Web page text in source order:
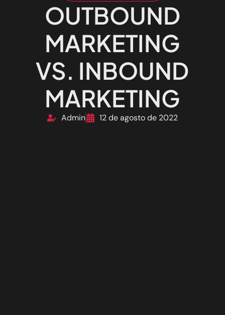
OUTBOUND
MARKETING
VS. INBOUND
MARKETING
Admin 12 de agosto de 2022